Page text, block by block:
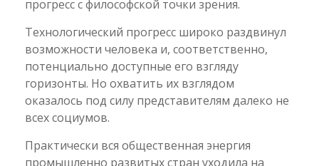
прогресс с философской точки зрения.
Технологический прогресс широко раздвинул
возможности человека и, соответственно,
потенциально доступные его взгляду
горизонты. Но охватить их взглядом
оказалось под силу представителям далеко не
всех социумов.
Практически вся общественная энергия
промышленно развитых стран уходила на